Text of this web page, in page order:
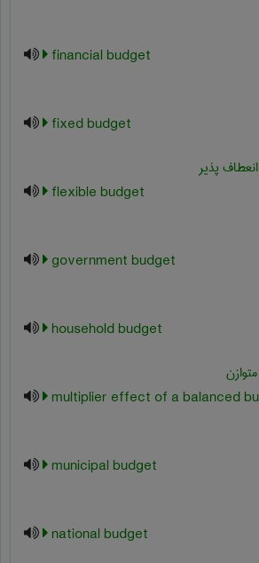
financial budget
fixed budget
پذیر
flexible budget
government budget
household budget
multiplier effect of a balanced
municipal budget
national budget